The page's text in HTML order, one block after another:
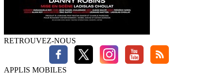
RETROUVEZ-NOUS
APPLIS MOBILES